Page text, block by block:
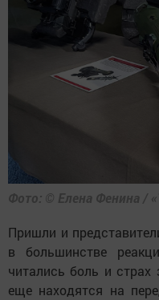
Фото: © Елена Фенина /
Пришли и
в большинстве
читались боль и страх
еще находятся на